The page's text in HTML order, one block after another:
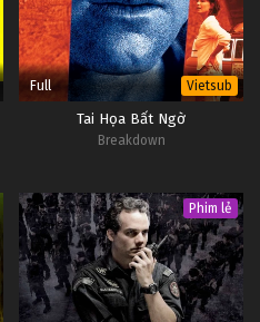
Full Vietsub
Tai Họa Bất Ngờ
Breakdown
Phim lẻ